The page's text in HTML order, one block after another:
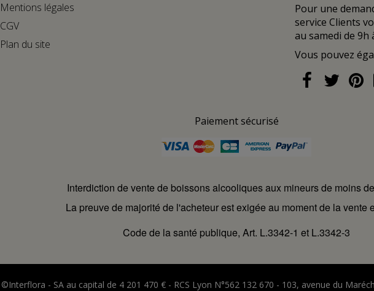
Mentions légales
CGV
Plan du site
Pour une
service Clients
au samedi de 9h
Vous pouvez
Paiement sécurisé
Interdiction de vente de boissons alcooliques aux mineurs de moins
La preuve de majorité de l'acheteur est exigée au moment de la vente
Code de la santé publique, Art. L.3342-1 et L.3342-3
©Interflora - SA au capital de 4 201 470 € - RCS Lyon N°562 132 670 - 103, avenue du